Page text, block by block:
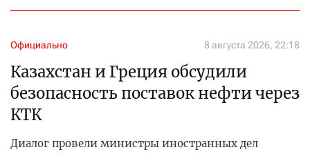
Официально 8 августа 2026, 22:18
Казахстан и Греция обсудили
безопасность поставок нефти через
КТК
Диалог провели министры иностранных дел